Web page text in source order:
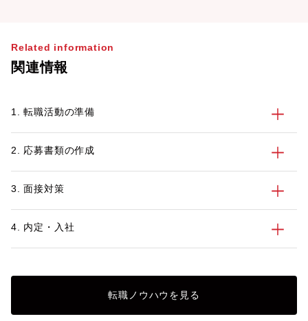
Related information
関連情報
1. 転職活動の準備
2. 応募書類の作成
3. 面接対策
4. 内定・入社
転職ノウハウを見る